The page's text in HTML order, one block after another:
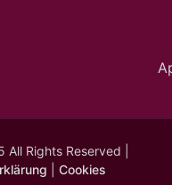
All Rights Reserved |
Cookies